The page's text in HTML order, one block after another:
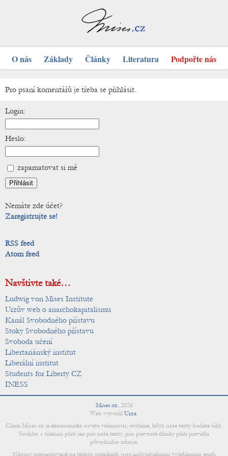
O nás Základy Články Literatura Podpořte nás
Pro psaní komentářů je třeba se přihlásit.
Login:
Heslo:
zapamatovat si mě
Nemáte zde účet?
Zaregistrujte se!
RSS feed
Atom feed
Navštivte také…
Ludwig von Mises Institute
Urzův web o anarchokapitalismu
Kanál Svobodného přístavu
Stoky Svobodného přístavu
Svoboda učení
Libertariánský institut
Liberální institut
Students for Liberty CZ
INESS
Mises.cz, 2026
Web vytvořil Urza.
Cílem Mises.cz je ekonomická osvěta veřejnosti; uvítáme, když naše texty budete šířit.
Souhlas s šířením platí jen pro naše texty; pro převzaté články platí pravidla
původního zdroje.
Názory prezentované na těchto stránkách jsou individuálními vyjádřeními jejich